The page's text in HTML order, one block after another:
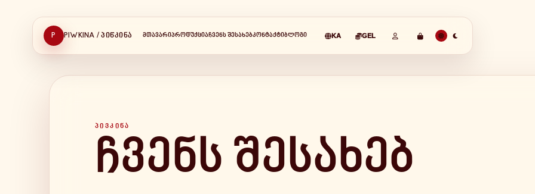
P PIWKINA / ᲞᲘᲬᲙᲘᲜᲐ ᲛᲗᲐᲕᲐᲠᲘᲞᲠᲝᲓᲣᲥᲪᲘᲐᲩᲕᲔᲜᲡ ᲨᲔᲡᲐᲮᲔᲑᲙᲝᲜᲢᲐᲥᲢᲘᲑᲚᲝᲒᲘ KA GEL
ᲞᲘᲕᲙᲘᲜᲐ
ჩვენს შესახებ